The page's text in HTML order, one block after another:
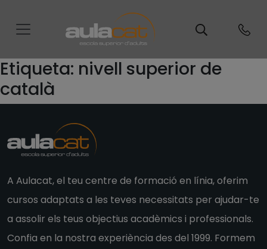
Etiqueta: nivell superior de
català
A Aulacat, el teu centre de formació en línia, oferim
cursos adaptats a les teves necessitats per ajudar-te
a assolir els teus objectius acadèmics i professionals.
Confia en la nostra experiència des del 1999. Formem